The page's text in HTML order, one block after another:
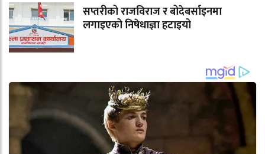
सप्तरीको राजविराज र बोदेबर्साइनमा
लगाइएको निषेधाज्ञा हटाइयो